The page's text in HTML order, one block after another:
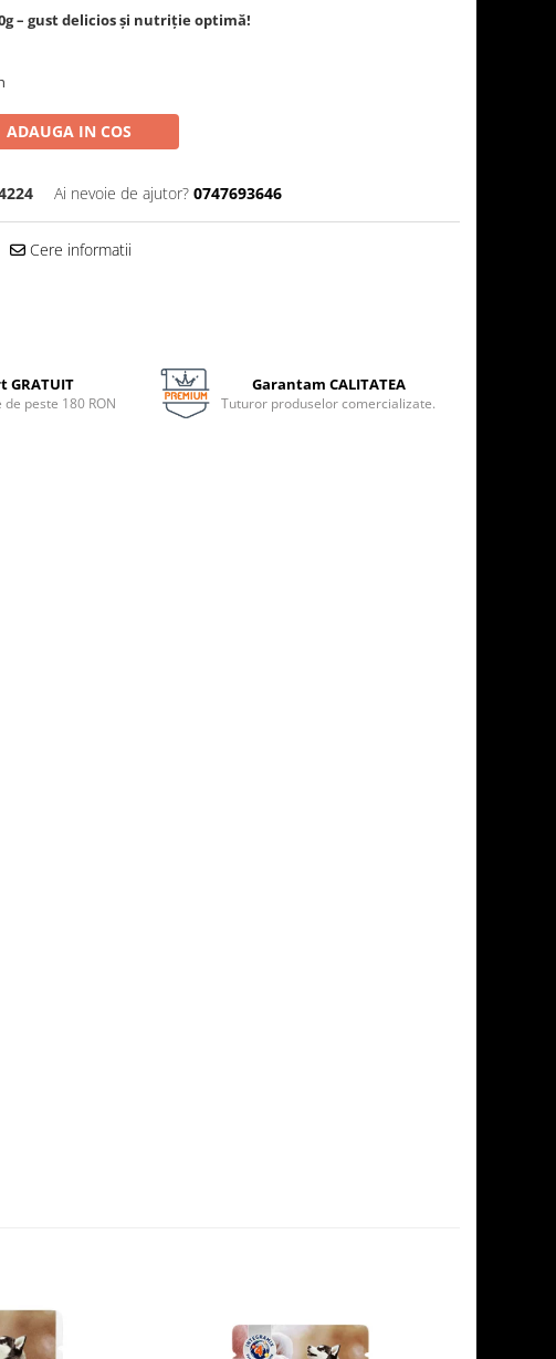
– gust delicios și nutriție optimă!
ADAUGA IN COS
Ai nevoie de ajutor? 0747693646
Cere informatii
GRATUIT
peste 180 RON
Garantam CALITATEA
Tuturor produselor comercializate.